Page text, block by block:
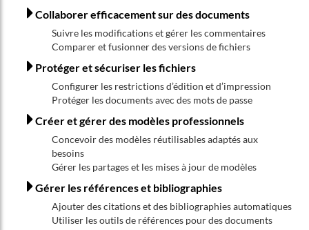
Collaborer efficacement sur des documents
Suivre les modifications et gérer les commentaires
Comparer et fusionner des versions de fichiers
Protéger et sécuriser les fichiers
Configurer les restrictions d’édition et d’impression
Protéger les documents avec des mots de passe
Créer et gérer des modèles professionnels
Concevoir des modèles réutilisables adaptés aux
besoins
Gérer les partages et les mises à jour de modèles
Gérer les références et bibliographies
Ajouter des citations et des bibliographies automatiques
Utiliser les outils de références pour des documents